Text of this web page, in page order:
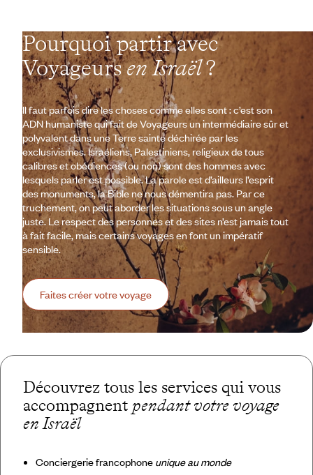
Pourquoi partir avec
Voyageursen Israël?
Il faut parfois dire les choses comme elles sont : c’est son
ADN humaniste qui fait de Voyageurs un intermédiaire sûr et
polyvalent dans une Terre sainte déchirée par les
exclusivismes. Israéliens, Palestiniens, religieux de tous
calibres et obédiences (ou non) sont des hommes avec
lesquels parler est possible. La parole est d’ailleurs l’esprit
des monuments, la Bible ne nous démentira pas. Par ce
truchement, on peut aborder les situations sous un angle
juste. Le respect des personnes et des sites n’est jamais tout
à fait facile, mais certains voyages en font un impératif
sensible.
Faites créer votre voyage
Découvrez tous les services qui vous
accompagnent pendant votre voyage
en Israël
Conciergerie francophone unique au monde